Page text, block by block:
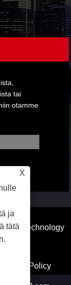
tai
otamme
Technology
Privacy Policy
X
ja
tätä